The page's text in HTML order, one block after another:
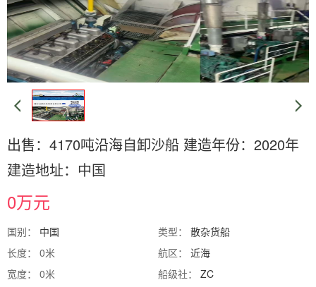
出售：4170吨沿海自卸沙船 建造年份：2020年
建造地址：中国
0万元
国别： 中国 类型： 散杂货船
长度： 0米
航区： 近海
宽度： 0米
船级社： ZC